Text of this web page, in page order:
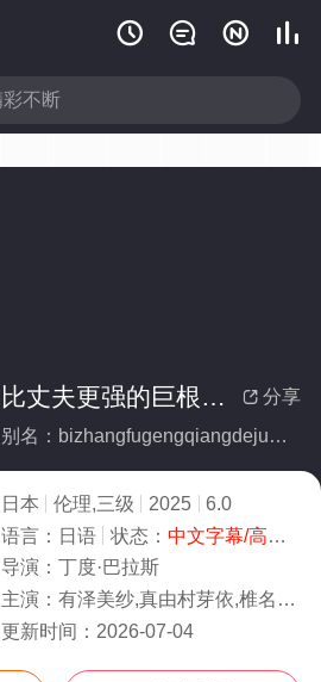
   
 分享
比丈夫更强的巨根公公
别名：bizhangfugengqiangdejugengonggong
日本 伦理,三级 2025
6.0
语言： 日语 状态： 中文字幕/高清
导演： 丁度·巴拉斯
主演： 有泽美纱,真由村芽依,椎名由奈,平山梢惠,橘惠子,日比野辰郎,杉浦博基
更新时间： 2026-07-04